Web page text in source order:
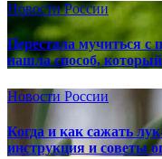
Новости России
Перестала мучиться с
нашла способ,
Новости России
Когда и как сажать
инструкция и советы